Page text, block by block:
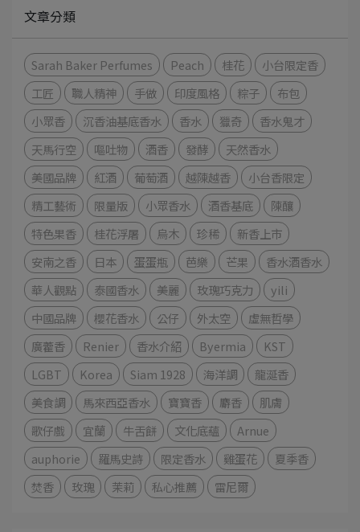
文章分類
Sarah Baker Perfumes Peach 桂花
小台限定香
工匠
職人精神 手做 印度風格 粽子
布包
小眾香
沉香油基底香水 香水 獵奇
香水鬼才
天馬行空
嘔吐物 酒香 發酵
天然香水
美國品牌
紅酒 葡萄酒 越陳越香
小台香限定
精工藝術
限量版 小眾香水 酒香基底
陳釀
特色果香
桂花浮屠 烏木 珍稀
新香上市
安南之香
日本 蛋蛋瓶 芭樂 芒果
香水酒香水
華人觀點
泰國香水 美麗 玫瑰巧克力
yili
中國品牌
櫻花香水 公仔 外太空
虛無哲學
廣藿香
Renier 香水介紹 Byermia
KST
LGBT
Korea Siam 1928 海洋調
龍涎香
美食調
馬來西亞香水 寶寶香 麝香
肌膚
歌仔戲
宜蘭 牛舌餅 文化底蘊
Arnue
auphorie
羅馬史詩 限定香水 雞蛋花
夏季香
焚香
玫瑰 茉莉 私心推薦 雷尼爾